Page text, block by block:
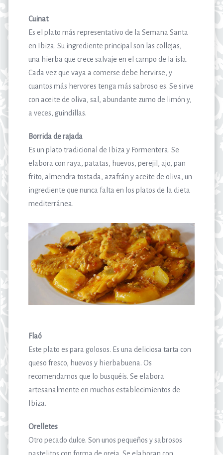
Cuinat
Es el plato más representativo de la Semana Santa
en Ibiza. Su ingrediente principal son las collejas,
una hierba que crece salvaje en el campo de la isla.
Cada vez que vaya a comerse debe hervirse, y
cuantos más hervores tenga más sabroso es. Se sirve
con aceite de oliva, sal, abundante zumo de limón y,
a veces, guindillas.
Borrida de rajada
Es un plato tradicional de Ibiza y Formentera. Se
elabora con raya, patatas, huevos, perejil, ajo, pan
frito, almendra tostada, azafrán y aceite de oliva, un
ingrediente que nunca falta en los platos de la dieta
mediterránea.
Flaó
Este plato es para golosos. Es una deliciosa tarta con
queso fresco, huevos y hierbabuena. Os
recomendamos que lo busquéis. Se elabora
artesanalmente en muchos establecimientos de
Ibiza.
Orelletes
Otro pecado dulce. Son unos pequeños y sabrosos